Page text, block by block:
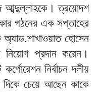
আব্দুল্লাহকে। ত্রয়োদশ
গঠনের এক সপ্তাহের
হোসেন
নিয়োগ প্রদান করেন।
নির্বাচন দলীয়
দিকে চেয়ে আছেন কাকে